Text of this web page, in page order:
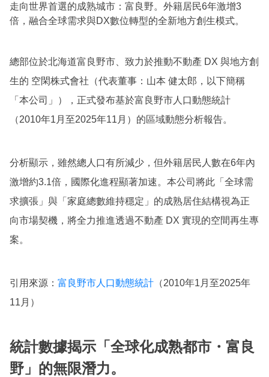
走向世界首選的成熟城市：富良野。外籍居民6年激增3
倍，融合全球需求與DX數位轉型的全新地方創生模式。
總部位於北海道富良野市、致力於推動不動產 DX 與地方創
生的 空閑株式會社（代表董事：山本 健太郎，以下簡稱
「本公司」），正式發布基於富良野市人口動態統計
（2010年1月至2025年11月）的區域動態分析報告。
分析顯示，雖然總人口有所減少，但外籍居民人數在6年內
激增約3.1倍，國際化進程顯著加速。本公司將此「全球需
求擴張」與「家庭總數維持穩定」的成熟居住結構視為正
向市場契機，將全力推進透過不動產 DX 實現的空間再生專
案。
引用來源：富良野市人口動態統計 （2010年1月至2025年
11月）
統計數據揭示「全球化成熟都市・富良
野」的無限潛力。